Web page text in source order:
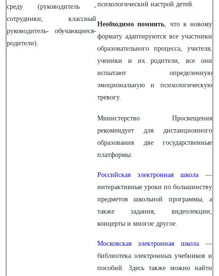
среду (руководитель -
сотрудники; классный
руководитель- обучающиеся-
родители).
психологический настрой детей.
Необходимо помнить, что к новому
формату адаптируются все участники
образовательного процесса, учителя,
ученики и их родители, все они
испытают определенную
эмоциональную и психологическую
тревогу.
Министерство Просвещения
рекомендует для дистанционного
образования две государственные
платформы:
Российская электронная школа —
интерактивные уроки по большинству
предметов школьной программы, а
также задания, видеолекции,
концерты и многое другое.
Московская электронная школа—
библиотека электронных учебников и
пособий. Здесь также можно найти